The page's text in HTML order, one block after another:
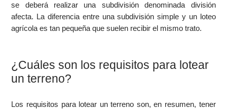
se deberá realizar una subdivisión denominada división
afecta. La diferencia entre una subdivisión simple y un loteo
agrícola es tan pequeña que suelen recibir el mismo trato.
¿Cuáles son los requisitos para lotear
un terreno?
Los requisitos para lotear un terreno son, en resumen, tener